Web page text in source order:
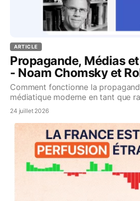
ARTICLE
Propagande, Médias
- Noam Chomsky et
McChesney
Comment fonctionne la
médiatique moderne en tant que
domination sociale ?...Source
24 juillet 2026